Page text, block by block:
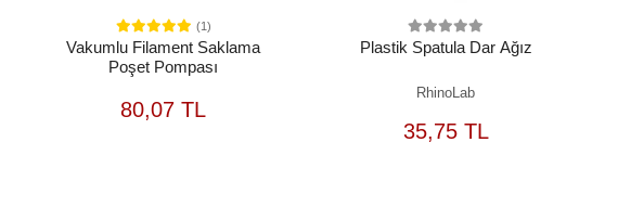
(1)
Vakumlu Filament Saklama
Poşet Pompası
80,07 TLSEPETE
EKLE
Plastik Spatula Dar Ağız
RhinoLab
35,75 TLSEPETE
EKLE